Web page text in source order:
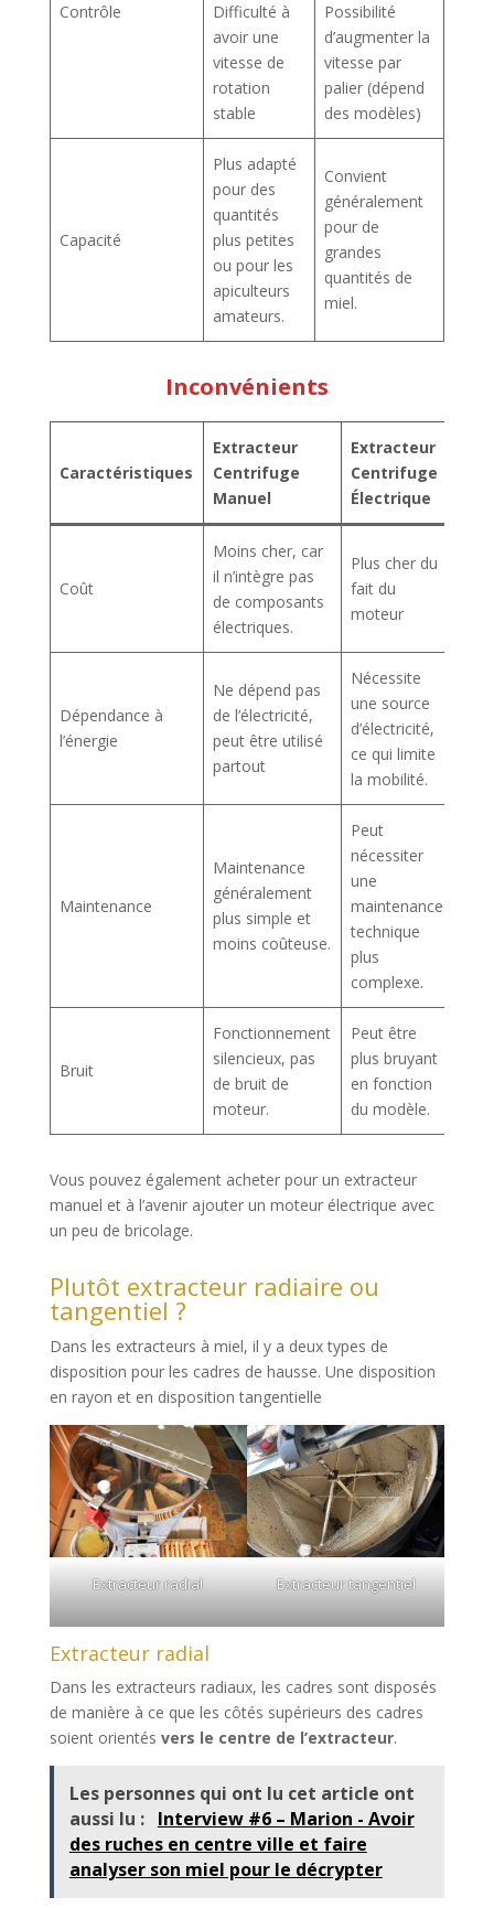
Contrôle
Difficulté à
avoir une
vitesse de
rotation
stable
Possibilité
d’augmenter la
vitesse par
palier (dépend
des modèles)
Capacité
Plus adapté
pour des
quantités
plus petites
ou pour les
apiculteurs
amateurs.
Convient
généralement
pour de
grandes
quantités de
miel.
Inconvénients
Caractéristiques
Extracteur
Centrifuge
Manuel
Extracteur
Centrifuge
Électrique
Coût
Moins cher, car
il n’intègre pas
de composants
électriques.
Plus cher du
fait du
moteur
Dépendance à
l’énergie
Ne dépend pas
de l’électricité,
peut être utilisé
partout
Nécessite
une source
d’électricité,
ce qui limite
la mobilité.
Maintenance
Maintenance
généralement
plus simple et
moins coûteuse.
Peut
nécessiter
une
maintenance
technique
plus
complexe.
Bruit
Fonctionnement
silencieux, pas
de bruit de
moteur.
Peut être
plus bruyant
en fonction
du modèle.
Vous pouvez également acheter pour un extracteur
manuel et à l’avenir ajouter un moteur électrique avec
un peu de bricolage.
Plutôt extracteur radiaire ou
tangentiel ?
Dans les extracteurs à miel, il y a deux types de
disposition pour les cadres de hausse. Une disposition
en rayon et en disposition tangentielle
Extracteur radial Extracteur tangentiel
Extracteur radial
Dans les extracteurs radiaux, les cadres sont disposés
de manière à ce que les côtés supérieurs des cadres
soient orientés vers le centre de l’extracteur.
Les personnes qui ont lu cet article ont
aussi lu : Interview #6 – Marion - Avoir
des ruches en centre ville et faire
analyser son miel pour le décrypter